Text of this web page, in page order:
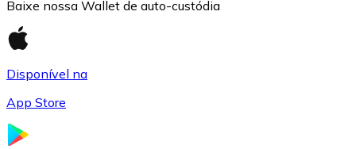
Baixe nossa Wallet de auto-custódia
Disponível na
App Store